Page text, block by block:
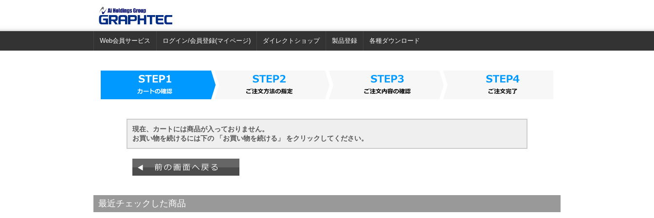
Web会員サービス ログイン/会員登録(マイページ) ダイレクトショップ 製品登録 各種ダウンロード
現在、カートには商品が入っておりません。
お買い物を続けるには下の 「お買い物を続ける」 をクリックしてください。
最近チェックした商品